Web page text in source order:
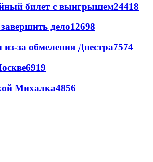
билет с выигрышем24418
дело12698
за обмеления Днестра7574
6919
Михалка4856